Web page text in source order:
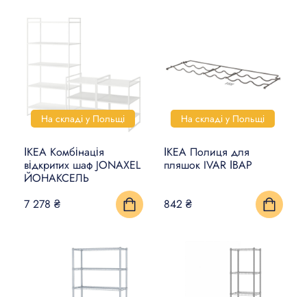
На складі у Польщі
ІКЕА Комбінація
відкритих шаф JONAXEL
ЙОНАКСЕЛЬ
7 278 ₴
На складі у Польщі
ІКЕА Полиця для
пляшок IVAR ІВАР
842 ₴